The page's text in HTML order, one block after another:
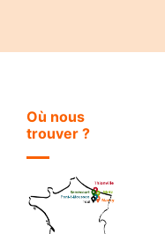
Où nous
trouver ?